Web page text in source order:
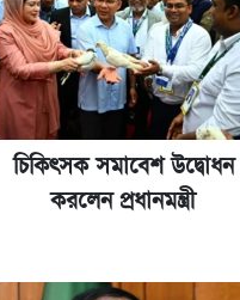
চিকিৎসক সমাবেশ উদ্বোধন
করলেন প্রধানমন্ত্রী